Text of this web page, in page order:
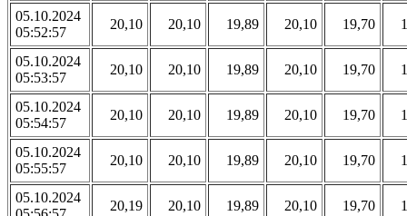
05.10.2024
05:52:57
20,10 20,10 19,89 20,10 19,70
05.10.2024
05:53:57
20,10 20,10 19,89 20,10 19,70
05.10.2024
05:54:57
20,10 20,10 19,89 20,10 19,70
05.10.2024
05:55:57
20,10 20,10 19,89 20,10 19,70
05.10.2024
20,19 20,10 19,89 20,10 19,70